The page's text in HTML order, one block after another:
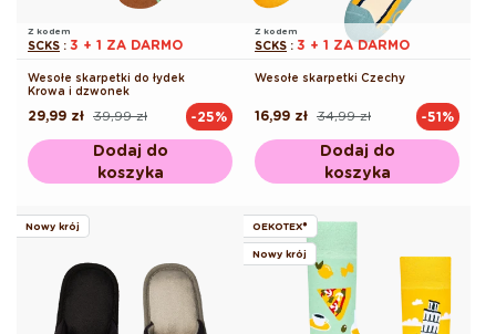
Z kodem
SCKS : 3 + 1 ZA DARMO
Wesołe skarpetki do łydek
Krowa i dzwonek
Cena
39,99 zł
Cena
29,99 zł -25%
Dodaj do
koszyka
Z kodem
SCKS : 3 + 1 ZA DARMO
Wesołe skarpetki Czechy
Cena
34,99 zł
Cena
16,99 zł -51%
Dodaj do
koszyka
Nowy krój OEKOTEX®
Nowy krój